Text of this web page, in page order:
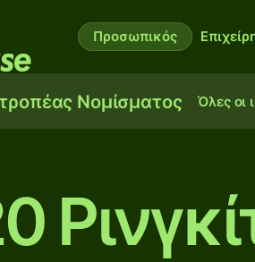
Προσωπικός
Νομίσματος Όλες οι